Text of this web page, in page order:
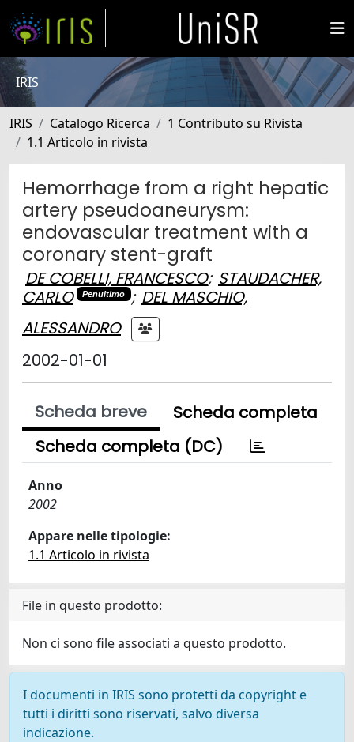
IRIS
IRIS Catalogo Ricerca
1 Contributo su Rivista
1.1 Articolo in rivista
Hemorrhage from a right hepatic
artery pseudoaneurysm:
endovascular treatment with a
coronary stent-graft
DE COBELLI, FRANCESCO; STAUDACHER,
CARLO
Penultimo ; DEL MASCHIO,
ALESSANDRO
2002-01-01
Scheda breve
Scheda completa
Scheda completa (DC)
Anno
2002
Appare nelle tipologie:
1.1 Articolo in rivista
File in questo prodotto:
Non ci sono file associati a questo prodotto.
I documenti in IRIS sono protetti da copyright e
tutti i diritti sono riservati, salvo diversa
indicazione.